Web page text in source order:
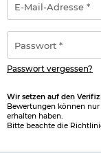
Mail-
Adresse
*
Passwort vergessen?
Wir setzen auf den
Bewertungen können
erhalten haben.
Bitte beachte die